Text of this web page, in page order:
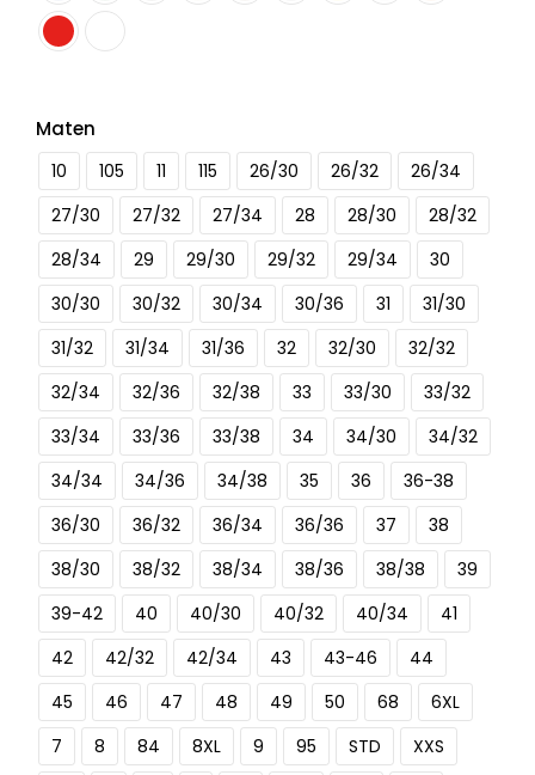
Maten
10 105 11 115 26/30 26/32
26/34
27/30
27/32 27/34 28 28/30
28/32
28/34
29 29/30 29/32 29/34
30
30/30
30/32 30/34 30/36 31
31/30
31/32
31/34 31/36 32 32/30
32/32
32/34
32/36 32/38 33 33/30
33/32
33/34
33/36 33/38 34 34/30
34/32
34/34
34/36 34/38 35 36
36-38
36/30
36/32 36/34 36/36 37
38
38/30
38/32 38/34 38/36 38/38
39
39-42
40 40/30 40/32 40/34
41
42
42/32 42/34 43 43-46
44
45
46 47 48 49 50 68
6XL
7
8 84 8XL 9 95 STD
XXS